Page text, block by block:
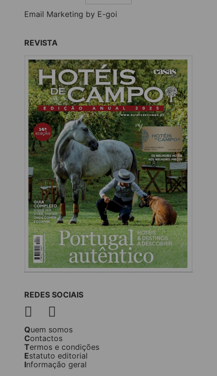
Email Marketing by E-goi
REVISTA
REDES SOCIAIS
Quem somos
Contactos
Termos e condições
Estatuto editorial
Informação geral